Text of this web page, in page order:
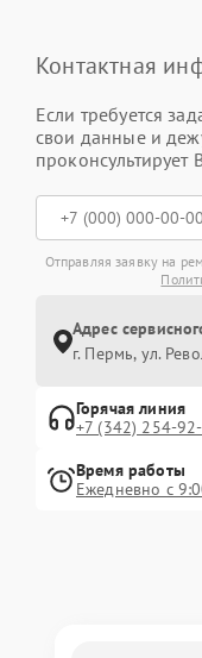
Контактная
Если требуется
свои данные и
проконсультирует
Отправляя заявку на
Адрес
г. Пермь, ул.
Горячая линия
+7 (342) 254-
Время работы
Ежедневно с